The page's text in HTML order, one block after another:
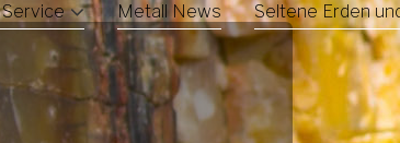
Metall News Seltene Erden